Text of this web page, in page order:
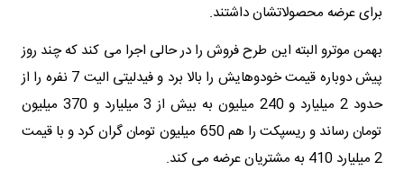
برای عرضه محصولاتشان داشتند.
بهمن موترو البته این طرح فروش را در حالی اجرا می کند که چند روز
پیش دوباره قیمت خودوهایش را بالا برد و فیدلیتی الیت 7 نفره را از
حدود 2 میلیارد و 240 میلیون به بیش از 3 میلیارد و 370 میلیون
تومان رساند و ریسپکت را هم 650 میلیون تومان گران کرد و با قیمت
2 میلیارد 410 به مشتریان عرضه می کند.